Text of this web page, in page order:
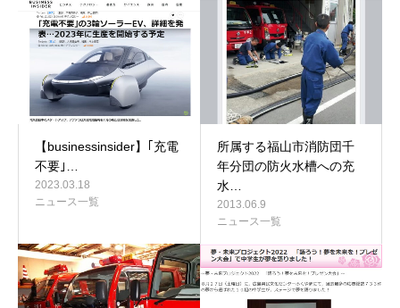
【businessinsider】｢充電
不要｣…
2023.03.18
ニュース一覧
所属する福山市消防団千
年分団の防火水槽への充
水…
2013.06.9
ニュース一覧